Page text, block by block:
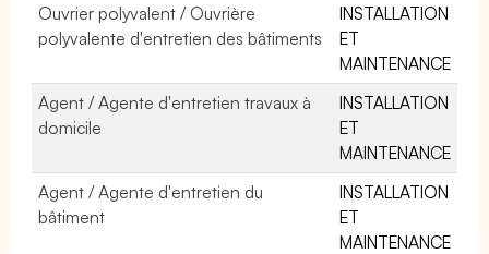
Ouvrier polyvalent / Ouvrière
polyvalente d'entretien des bâtiments
INSTALLATION
ET
MAINTENANCE
Agent / Agente d'entretien travaux à
domicile
INSTALLATION
ET
MAINTENANCE
Agent / Agente d'entretien du
bâtiment
INSTALLATION
ET
MAINTENANCE